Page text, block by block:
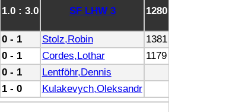
1.0 : 3.0 SF LHW 3 1280
0 - 1 Stolz,Robin
1381
0 - 1 Cordes,Lothar
1179
0 - 1
Lentföhr,Dennis
1 - 0 Kulakevych,Oleksandr